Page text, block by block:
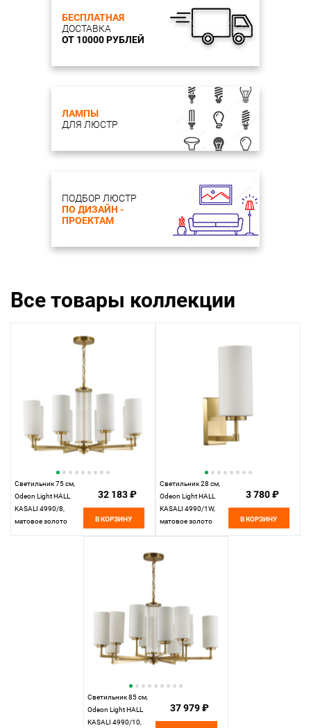
БЕСПЛАТНАЯ
ДОСТАВКА
ОТ 10000 РУБЛЕЙ
ЛАМПЫ
ДЛЯ ЛЮСТР
ПОДБОР ЛЮСТР
ПО ДИЗАЙН -
ПРОЕКТАМ
Все товары коллекции
Светильник 75 см,
Odeon Light HALL
KASALI 4990/8,
матовое золото
32 183 ₽
В КОРЗИНУ
Светильник 28 см,
Odeon Light HALL
KASALI 4990/1W,
матовое золото
3 780 ₽
В КОРЗИНУ
Светильник 85 см,
Odeon Light HALL
KASALI 4990/10,
37 979 ₽